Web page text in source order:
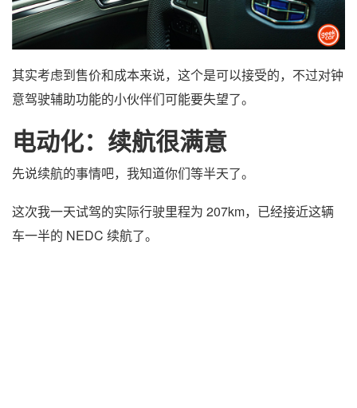
其实考虑到售价和成本来说，这个是可以接受的，不过对钟
意驾驶辅助功能的小伙伴们可能要失望了。
电动化：续航很满意
先说续航的事情吧，我知道你们等半天了。
这次我一天试驾的实际行驶里程为 207km，已经接近这辆
车一半的 NEDC 续航了。